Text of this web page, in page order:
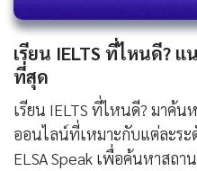
เรียน IELTS ที่ไหนดี? แ
ที่สุด
เรียน IELTS ที่ไหนดี? มาค้
ออนไลน์ที่เหมาะกับแต่ละระ
ELSA Speak เพื่อค้นหาสถา